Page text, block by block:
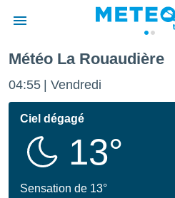
de
Météo La Rouaudière
04:55 Vendredi
Ciel dégagé
13°
Sensation de 13°